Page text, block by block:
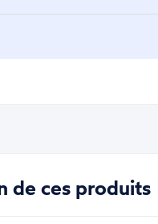
de ces produits